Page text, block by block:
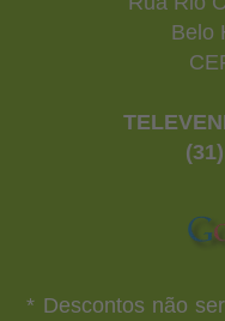
Belo
* Descontos não